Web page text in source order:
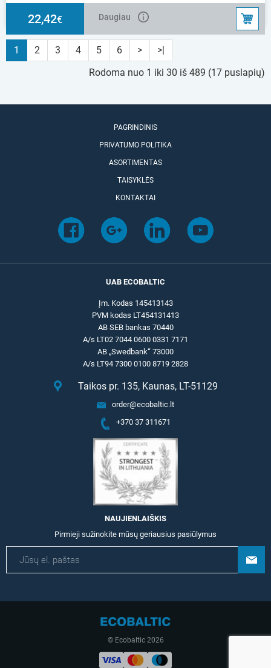
plienas
22,42€ Daugiau
1 2 3 4 5 6 >
>|
Rodoma nuo 1 iki 30 iš 489 (17 puslapių)
PAGRINDINIS
PRIVATUMO POLITIKA
ASORTIMENTAS
TAISYKLĖS
KONTAKTAI
UAB ECOBALTIC
Įm. Kodas 145413143
PVM kodas LT454131413
AB SEB bankas 70440
A/s LT02 7044 0600 0331 7171
AB „Swedbank“ 73000
A/s LT94 7300 0100 8719 2828
Taikos pr. 135, Kaunas, LT-51129
order@ecobaltic.lt
+370 37 311671
NAUJIENLAIŠKIS
Pirmieji sužinokite mūsų geriausius pasiūlymus
© Ecobaltic 2026